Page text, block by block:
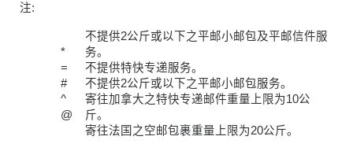
注:
*
=
#
^
@
不提供2公斤或以下之平邮小邮包及平邮信件服
务。
不提供特快专递服务。
不提供2公斤或以下之平邮小邮包服务。
寄往加拿大之特快专递邮件重量上限为10公
斤。
寄往法国之空邮包裹重量上限为20公斤。